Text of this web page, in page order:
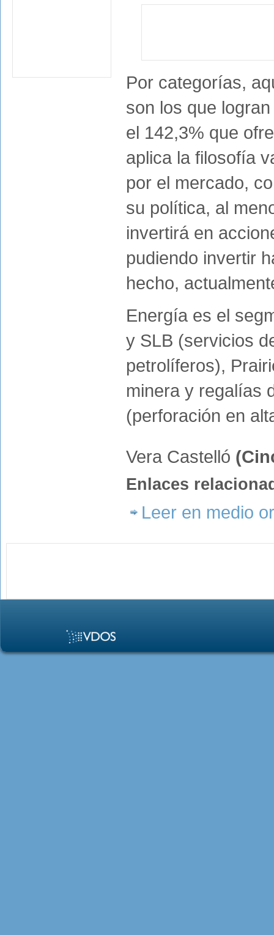
Por categorías,
son los que
el 142,3% que
aplica la filosofía
por el mercado,
su política, al
invertirá en
pudiendo invertir
hecho,
Energía es el
y SLB (servicios
petrolíferos),
minera y regalías
(perforación en
Vera Castelló
Enlaces
Leer en medio